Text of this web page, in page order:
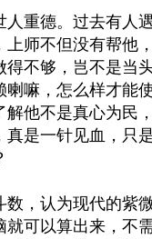
人重德。过去有人
上师不但没有帮他
得不够，岂不是当
喇嘛，怎么样才能
解他不是真心为民
真是一针见血，只
数，认为现代的紫
可以算出来，不